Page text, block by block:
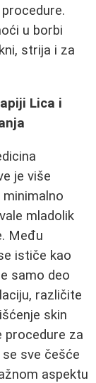
u borbi
strija i za
Lica i
je više
mladolik
Među
ističe kao
samo deo
različite
skin
procedure za
se sve češće
aspektu